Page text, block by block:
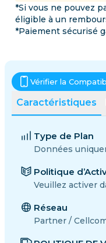
*Si vous ne pouvez
éligible à un
*Paiement sécurisé
Caractéristiques
Vérifier la
Type de Plan
Données
Politique
Veuillez activer
Réseau
Partner /